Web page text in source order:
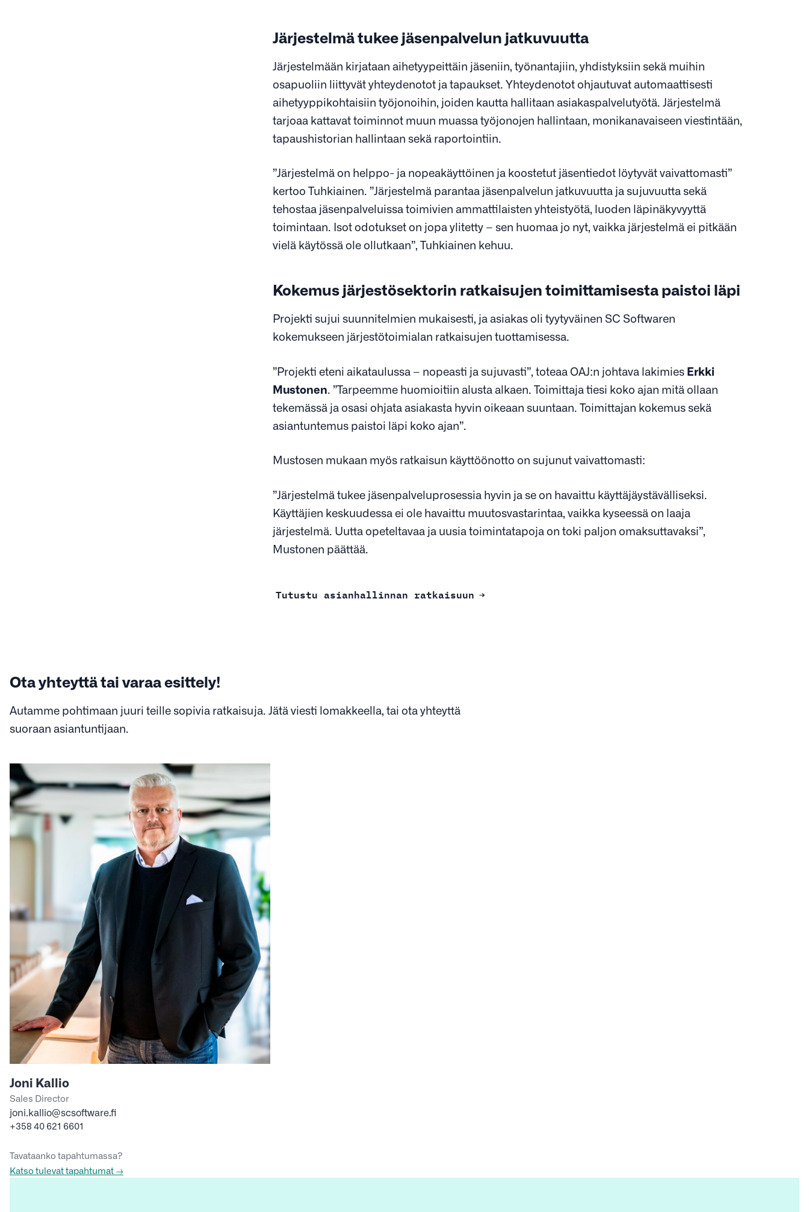
Järjestelmä tukee jäsenpalvelun jatkuvuutta
Järjestelmään kirjataan aihetyypeittäin jäseniin, työnantajiin, yhdistyksiin sekä muihin
osapuoliin liittyvät yhteydenotot ja tapaukset. Yhteydenotot ohjautuvat automaattisesti
aihetyyppikohtaisiin työjonoihin, joiden kautta hallitaan asiakaspalvelutyötä. Järjestelmä
tarjoaa kattavat toiminnot muun muassa työjonojen hallintaan, monikanavaiseen viestintään,
tapaushistorian hallintaan sekä raportointiin.
”Järjestelmä on helppo- ja nopeakäyttöinen ja koostetut jäsentiedot löytyvät vaivattomasti”
kertoo Tuhkiainen. ”Järjestelmä parantaa jäsenpalvelun jatkuvuutta ja sujuvuutta sekä
tehostaa jäsenpalveluissa toimivien ammattilaisten yhteistyötä, luoden läpinäkyvyyttä
toimintaan. Isot odotukset on jopa ylitetty – sen huomaa jo nyt, vaikka järjestelmä ei pitkään
vielä käytössä ole ollutkaan”, Tuhkiainen kehuu.
Kokemus järjestösektorin ratkaisujen toimittamisesta paistoi läpi
Projekti sujui suunnitelmien mukaisesti, ja asiakas oli tyytyväinen SC Softwaren
kokemukseen järjestötoimialan ratkaisujen tuottamisessa.
”Projekti eteni aikataulussa – nopeasti ja sujuvasti”, toteaa OAJ:n johtava lakimies Erkki
Mustonen . ”Tarpeemme huomioitiin alusta alkaen. Toimittaja tiesi koko ajan mitä ollaan
tekemässä ja osasi ohjata asiakasta hyvin oikeaan suuntaan. Toimittajan kokemus sekä
asiantuntemus paistoi läpi koko ajan”.
Mustosen mukaan myös ratkaisun käyttöönotto on sujunut vaivattomasti:
”Järjestelmä tukee jäsenpalveluprosessia hyvin ja se on havaittu käyttäjäystävälliseksi.
Käyttäjien keskuudessa ei ole havaittu muutosvastarintaa, vaikka kyseessä on laaja
järjestelmä. Uutta opeteltavaa ja uusia toimintatapoja on toki paljon omaksuttavaksi”,
Mustonen päättää.
Tutustu asianhallinnan ratkaisuun
Ota yhteyttä tai varaa esittely!
Autamme pohtimaan juuri teille sopivia ratkaisuja. Jätä viesti lomakkeella, tai ota yhteyttä
suoraan asiantuntijaan.
Joni Kallio
Sales Director
joni.kallio@scsoftware.fi
+358 40 621 6601
Tavataanko tapahtumassa?
Katso tulevat tapahtumat →